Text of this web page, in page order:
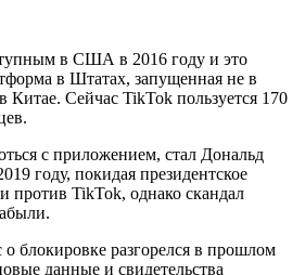
в США в 2016 году и это
в Штатах, запущенная не в
Китае. Сейчас TikTok пользуется 170
с приложением, стал Дональд
году, покидая президентское
против TikTok, однако скандал
блокировке разгорелся в прошлом
данные и свидетельства